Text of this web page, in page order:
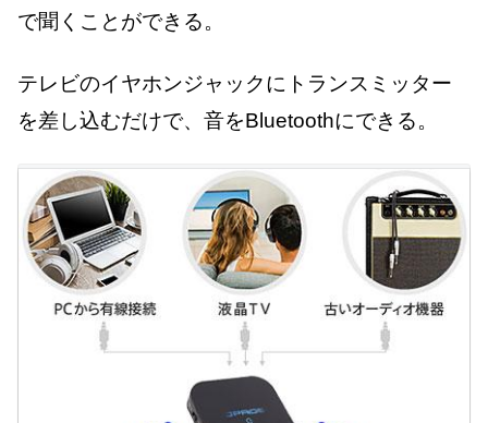
で聞くことができる。
テレビのイヤホンジャックにトランスミッター
を差し込むだけで、音をBluetoothにできる。